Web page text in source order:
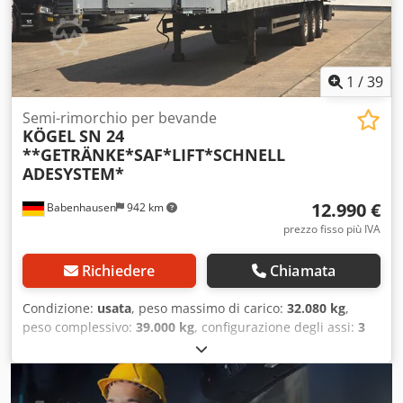
1 /39
Babenhausen 942 km
Semi-rimorchio per bevande
KÖGELSN 24
**GETRÄNKE*SAF*LIFT*SCHNELL
ADESYSTEM*
12.990 €
prezzo fisso più IVA
Richiedere Chiamata
Condizione: usata, peso massimo di carico: 32.080 kg,
peso complessivo: 39.000 kg, configurazione degli assi: 3
, prima immatricolazione:07/2020
carico:13.200 mm, larghezza vano di carico:2.480 mm,
altezza vano di carico: 2.700 mm , Equipaggiamento: